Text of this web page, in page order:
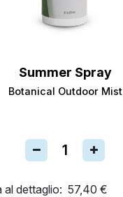
Summer Spray
Botanical Outdoor Mist
al dettaglio: 57,40 €